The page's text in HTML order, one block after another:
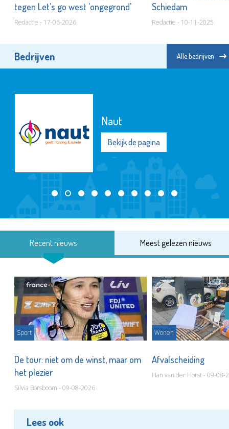
tegen Let's go west 'ongegrond'
Redactie - 17-06-2026
Schiedam
Redactie - 10-11-2025
Bedrijven Alle bedrijven
Naut
Bekijk de pagina
Recent nieuws Meest gelezen nieuws
Sport
De tour: niet om de winst, maar om
het plezier
Silvia Borsboom - 09-08-2026
Wonen
Afvalscheiding
Han van der Horst - 09-08-
Lees ook